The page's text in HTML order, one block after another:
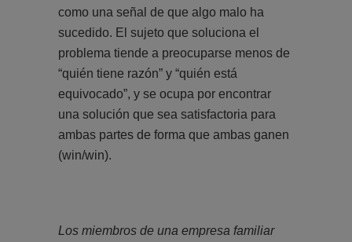
como una señal de que algo malo ha
sucedido. El sujeto que soluciona el
problema tiende a preocuparse menos de
“quién tiene razón” y “quién está
equivocado”, y se ocupa por encontrar
una solución que sea satisfactoria para
ambas partes de forma que ambas ganen
(win/win).
Los miembros de una empresa familiar